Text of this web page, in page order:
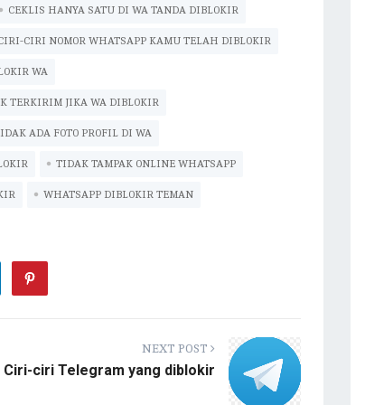
CEKLIS HANYA SATU DI WA TANDA DIBLOKIR
CIRI NOMOR WHATSAPP KAMU TELAH DIBLOKIR
WA
TERKIRIM JIKA WA DIBLOKIR
ADA FOTO PROFIL DI WA
TIDAK TAMPAK ONLINE WHATSAPP
WHATSAPP DIBLOKIR TEMAN
NEXT POST
Ciri-ciri Telegram yang diblokir